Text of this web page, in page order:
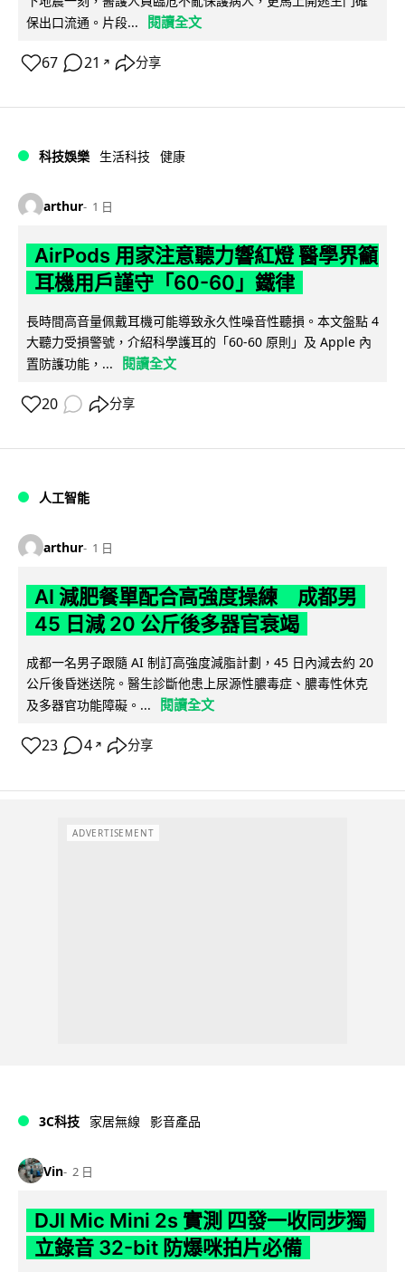
保出口流通。片段...
閱讀全文
67 21 ↗ 分享
科技娛樂 生活科技 健康
arthur 1 日
AirPods 用家注意聽力響紅燈 醫學界籲
耳機用戶謹守「60-60」鐵律
長時間高音量佩戴耳機可能導致永久性噪音性聽損。本文盤點 4
大聽力受損警號，介紹科學護耳的「60-60 原則」及 Apple 內
置防護功能，...
閱讀全文
20 分享
人工智能
arthur 1 日
AI 減肥餐單配合高強度操練 成都男
45 日減 20 公斤後多器官衰竭
成都一名男子跟隨 AI 制訂高強度減脂計劃，45 日內減去約 20
公斤後昏迷送院。醫生診斷他患上尿源性膿毒症、膿毒性休克
及多器官功能障礙。...
閱讀全文
23 4 ↗ 分享
ADVERTISEMENT
3C科技 家居無線 影音產品
Vin 2 日
DJI Mic Mini 2s 實測 四發一收同步獨
立錄音 32-bit 防爆咪拍片必備